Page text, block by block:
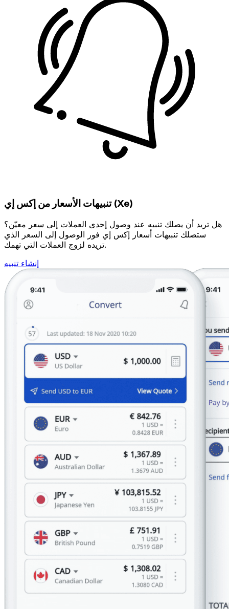
تنبيهات الأسعار من إكس إي (Xe)
هل تريد أن يصلك تنبيه عند وصول إحدى العملات إلى سعر معيّن؟
ستصلك تنبيهات أسعار إكس إي فور الوصول إلى السعر الذي
تريده لزوج العملات التي تهمك.
إنشاء تنبيه